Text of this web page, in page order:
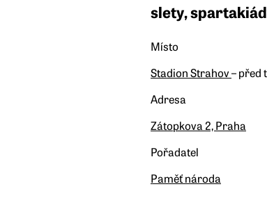
slety,
Místo
Stadion Strahov– před
Adresa
Zátopkova 2, Praha
Pořadatel
Paměť národa